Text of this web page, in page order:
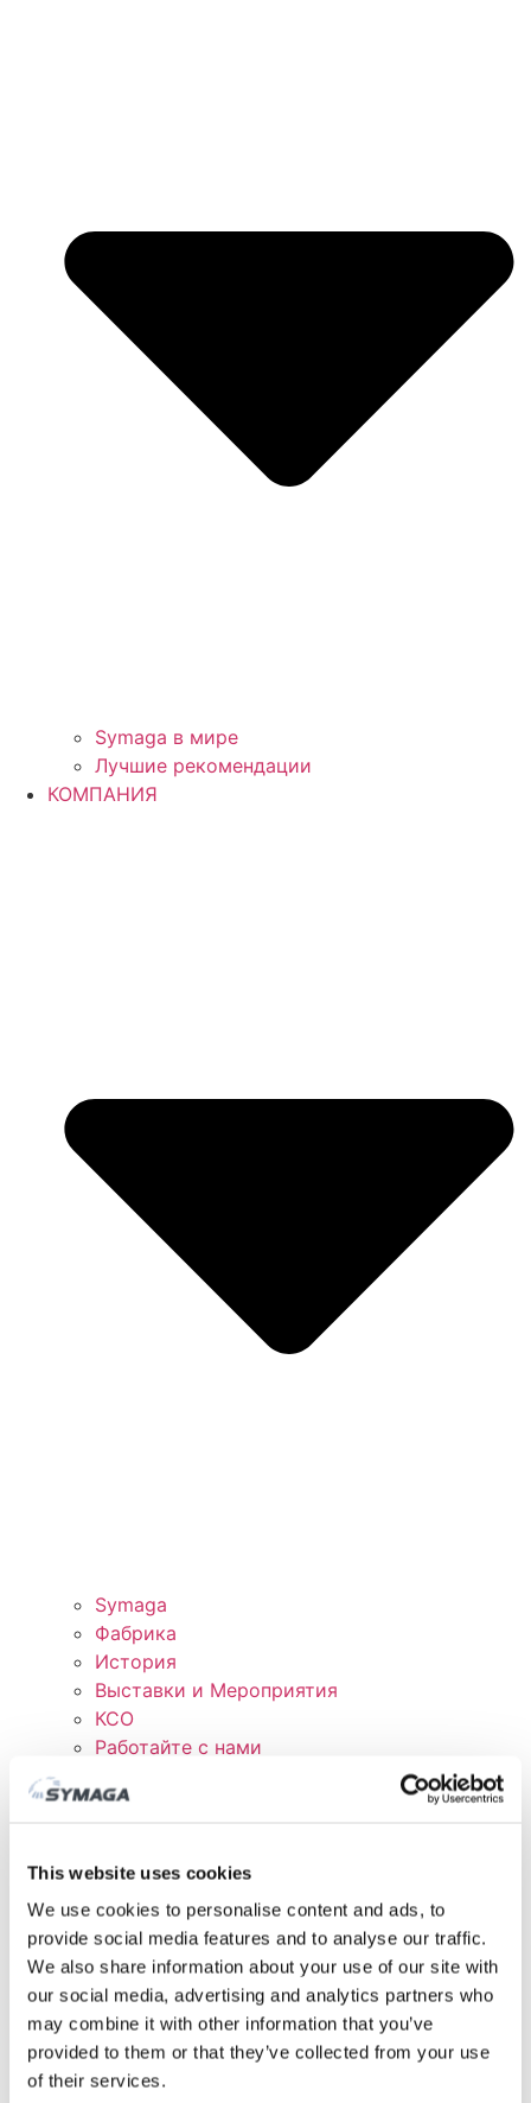
This website uses cookies
We use cookies to personalise content and ads, to
provide social media features and to analyse our traffic.
We also share information about your use of our site with
our social media, advertising and analytics partners who
may combine it with other information that you’ve
provided to them or that they’ve collected from your use
of their services.
Symaga в мире
Лучшие рекомендации
КОМПАНИЯ
Symaga
Фабрика
История
Выставки и Мероприятия
КСО
Работайте с нами
СКАЧАТЬ